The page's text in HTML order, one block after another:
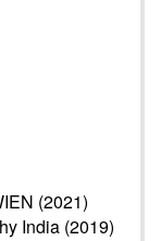
(2021)
India (2019)